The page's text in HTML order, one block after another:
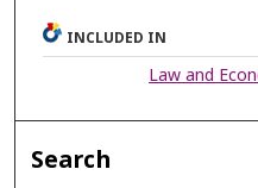
INCLUDED IN
Law and
Search